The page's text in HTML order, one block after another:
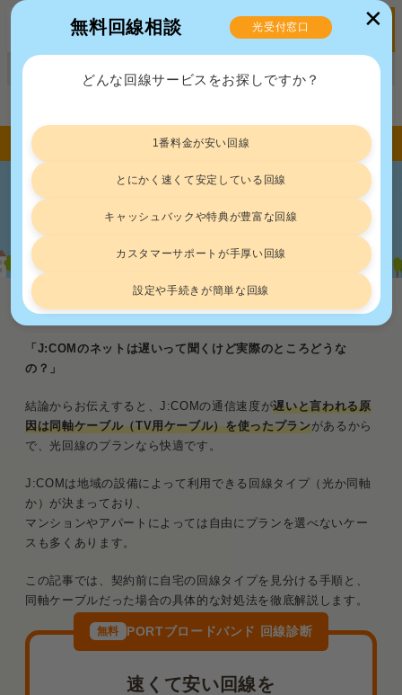
J:COMの速度は遅い？光回線と同軸の
違いと契約前の確認手順
回線速度
「J:COMのネットは遅いって聞くけど実際のところどうな
の？」
結論からお伝えすると、J:COMの通信速度が遅いと言われる原
因は同軸ケーブル（TV用ケーブル）を使ったプランがあるから
で、光回線のプランなら快適です。
J:COMは地域の設備によって利用できる回線タイプ（光か同軸
か）が決まっており、
マンションやアパートによっては自由にプランを選べないケー
スも多くあります。
この記事では、契約前に自宅の回線タイプを見分ける手順と、
同軸ケーブルだった場合の具体的な対処法を徹底解説します。
無料 PORTブロードバンド 回線診断
速くて安い回線を
✕
無料回線相談 光受付窓口
どんな回線サービスをお探しですか？
1番料金が安い回線
とにかく速くて安定している回線
キャッシュバックや特典が豊富な回線
カスタマーサポートが手厚い回線
設定や手続きが簡単な回線